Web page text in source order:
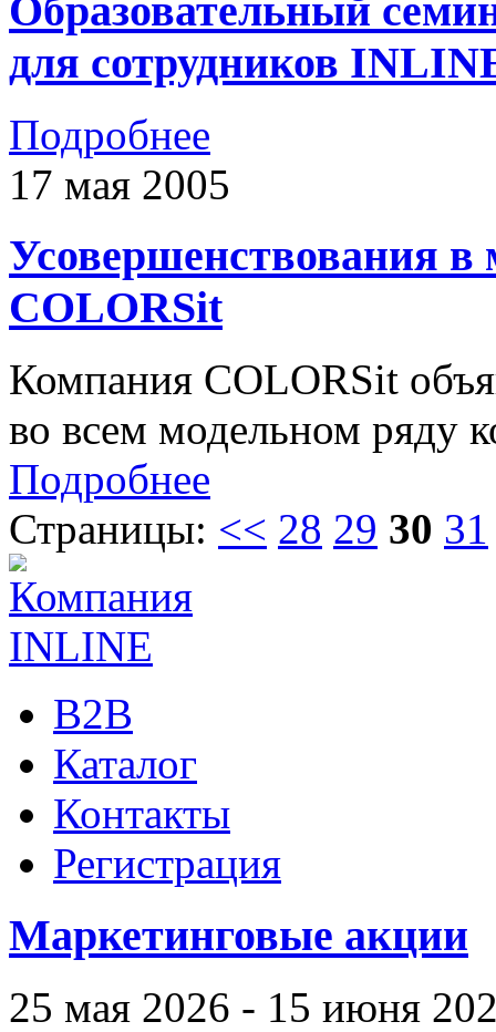
Образовательный
для сотрудников
Подробнее
17 мая 2005
Усовершенствования в
COLORSit
Компания COLORSit
во всем модельном ряду
Подробнее
Страницы: << 28 29 30 31
B2B
Каталог
Контакты
Регистрация
Маркетинговые акции
25 мая 2026 - 15 июня